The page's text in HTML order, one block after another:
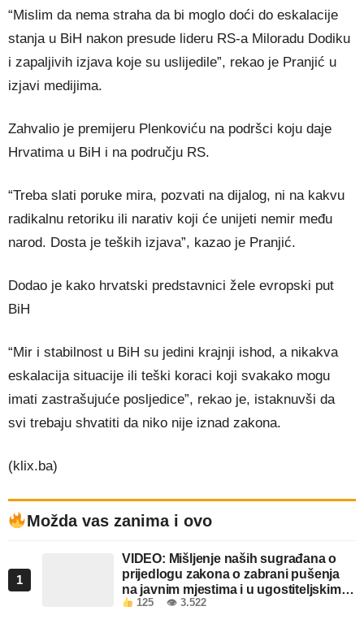
“Mislim da nema straha da bi moglo doći do eskalacije
stanja u BiH nakon presude lideru RS-a Miloradu Dodiku
i zapaljivih izjava koje su uslijedile”, rekao je Pranjić u
izjavi medijima.
Zahvalio je premijeru Plenkoviću na podršci koju daje
Hrvatima u BiH i na području RS.
“Treba slati poruke mira, pozvati na dijalog, ni na kakvu
radikalnu retoriku ili narativ koji će unijeti nemir među
narod. Dosta je teških izjava”, kazao je Pranjić.
Dodao je kako hrvatski predstavnici žele evropski put
BiH
“Mir i stabilnost u BiH su jedini krajnji ishod, a nikakva
eskalacija situacije ili teški koraci koji svakako mogu
imati zastrašujuće posljedice”, rekao je, istaknuvši da
svi trebaju shvatiti da niko nije iznad zakona.
(klix.ba)
Možda vas zanima i ovo
1
VIDEO: Mišljenje naših sugrađana o
prijedlogu zakona o zabrani pušenja
na javnim mjestima i u ugostiteljskim
objektima u FBiH
125 👁 3.522